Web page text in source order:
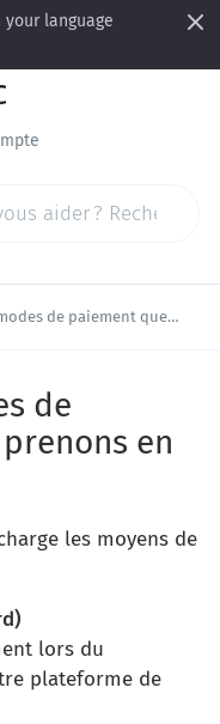
language
que nous prenons en charge ?
de
en
les moyens de
lors du
plateforme de